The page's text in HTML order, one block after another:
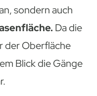
sondern auch
Da die
der Oberfläche
Blick die Gänge